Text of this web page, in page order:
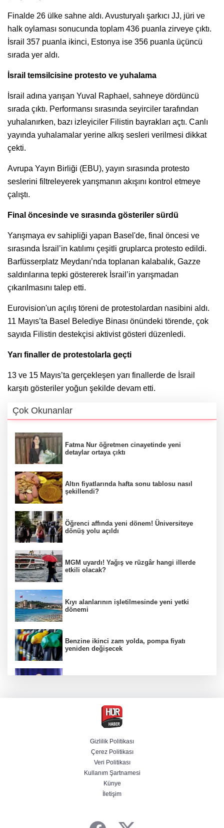
Finalde 26 ülke sahne aldı. Avusturyalı şarkıcı JJ, jüri ve
halk oylaması sonucunda toplam 436 puanla zirveye çıktı.
İsrail 357 puanla ikinci, Estonya ise 356 puanla üçüncü
sırada yer aldı.
İsrail temsilcisine protesto ve yuhalama
İsrail adına yarışan Yuval Raphael, sahneye dördüncü
sırada çıktı. Performansı sırasında seyirciler tarafından
yuhalanırken, bazı izleyiciler Filistin bayrakları açtı. Canlı
yayında yuhalamalar yerine alkış sesleri verilmesi dikkat
çekti.
Avrupa Yayın Birliği (EBU), yayın sırasında protesto
seslerini filtreleyerek yarışmanın akışını kontrol etmeye
çalıştı.
Final öncesinde ve sırasında gösteriler sürdü
Yarışmaya ev sahipliği yapan Basel'de, final öncesi ve
sırasında İsrail’in katılımı çeşitli gruplarca protesto edildi.
Barfüsserplatz Meydanı’nda toplanan kalabalık, Gazze
saldırılarına tepki göstererek İsrail’in yarışmadan
çıkarılmasını talep etti.
Eurovision'un açılış töreni de protestolardan nasibini aldı.
11 Mayıs’ta Basel Belediye Binası önündeki törende, çok
sayıda Filistin destekçisi aktivist gösteri düzenledi.
Yarı finaller de protestolarla geçti
13 ve 15 Mayıs’ta gerçekleşen yarı finallerde de İsrail
karşıtı gösteriler yoğun şekilde devam etti.
Çok Okunanlar
Fatma Nur öğretmen cinayetinde yeni
detaylar ortaya çıktı
Altın fiyatlarında hafta sonu tablosu nasıl
şekillendi?
Öğrenci affında yeni dönem! Üniversiteye
dönüş yolu açıldı
MGM uyardı! Yağış ve rüzgâr hangi illerde
etkili olacak?
Kıyı alanlarının işletilmesinde yeni yetki
dönemi
Benzine ikinci zam yolda, pompa fiyatı
yeniden değişecek
Başsavcılıktan Muzaffer Şirin hakkında
gözaltı talimatı
Bakan Uraloğlu açıkladı: Türkiye’nin 7 aylık
havayolu trafiğinde yeni tablo
Cansever’den acı haber! Ünlü isimler peş
Gizlilik Politikası
Çerez Politikası
Veri Politikası
Kullanım Şartnamesi
Künye
İletişim